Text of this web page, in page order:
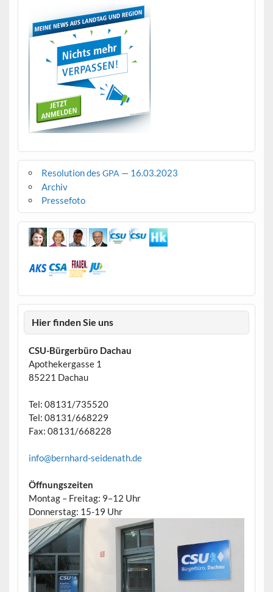
Resolution des GPA — 16.03.2023
Archiv
Pressefoto
Hier finden Sie uns
CSU-Bürgerbüro Dachau
Apothekergasse 1
85221 Dachau
Tel: 08131/735520
Tel: 08131/668229
Fax: 08131/668228
info@bernhard-seidenath.de
Öffnungszeiten
Montag – Freitag: 9–12 Uhr
Donnerstag: 15-19 Uhr